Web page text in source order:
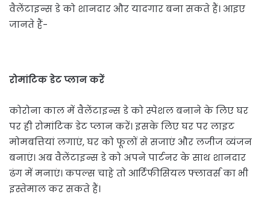
वैलेंटाइन्स डे को शानदार और यादगार बना सकते हैं। आइए
जानते हैं-
रोमांटिक डेट प्लान करें
कोरोना काल में वैलेंटाइन्स डे को स्पेशल बनाने के लिए घर
पर ही रोमांटिक डेट प्लान करें। इसके लिए घर पर लाइट
मोमबत्तियां लगाएं, घर को फूलों से सजाएं और लजीज व्यंजन
बनाएं। अब वैलेंटाइन्स डे को अपने पार्टनर के साथ शानदार
ढंग में मनाएं। कपल्स चाहे तो आर्टिफीसियल फ्लावर्स का भी
इस्तेमाल कर सकते हैं।